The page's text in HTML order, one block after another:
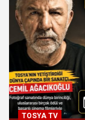
TOSYA TV